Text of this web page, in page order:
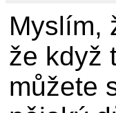
Myslím,
že když
můžete